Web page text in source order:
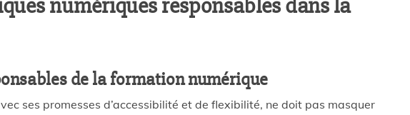
de la formation numérique
ses promesses d’accessibilité et de flexibilité, ne doit pas masquer